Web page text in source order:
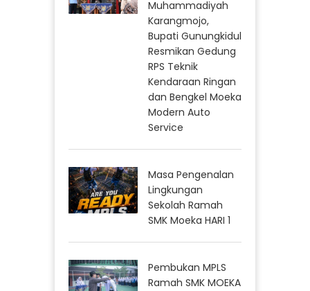
Muhammadiyah
Karangmojo,
Bupati Gunungkidul
Resmikan Gedung
RPS Teknik
Kendaraan Ringan
dan Bengkel Moeka
Modern Auto
Service
Masa Pengenalan
Lingkungan
Sekolah Ramah
SMK Moeka HARI 1
Pembukan MPLS
Ramah SMK MOEKA